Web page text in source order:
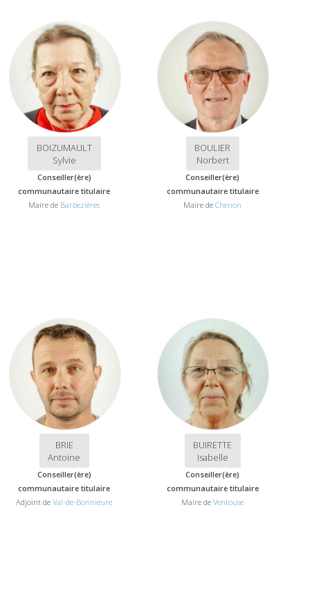
BOIZUMAULT
Sylvie
Conseiller(ère)
communautaire titulaire
Maire de Barbezières
BOULIER
Norbert
Conseiller(ère)
communautaire titulaire
Maire deChenon
BRIE
Antoine
Conseiller(ère)
communautaire titulaire
Adjoint deVal-de-Bonnieure
BUIRETTE
Isabelle
Conseiller(ère)
communautaire titulaire
Maire deVentouse